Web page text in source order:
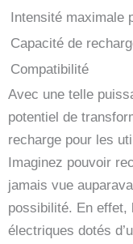
Intensité maximale
Capacité de
Compatibilité
Avec une telle
potentiel de
recharge pour les
Imaginez pouvoir
jamais vue
possibilité. En effet,
électriques dotés